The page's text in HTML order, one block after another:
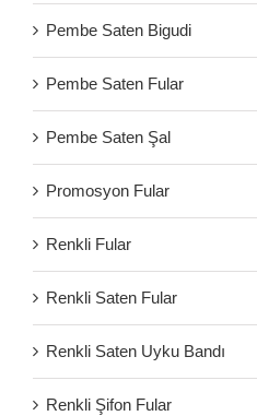
Pembe Saten Bigudi
Pembe Saten Fular
Pembe Saten Şal
Promosyon Fular
Renkli Fular
Renkli Saten Fular
Renkli Saten Uyku Bandı
Renkli Şifon Fular